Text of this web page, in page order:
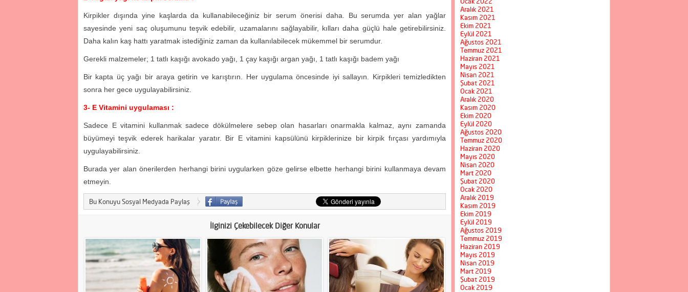
Kirpikler dışında yine kaşlarda da kullanabileceğiniz bir serum önerisi daha. Bu serumda yer alan yağlar
sayesinde yeni saç oluşumunu teşvik edebilir, uzamalarını sağlayabilir, kılları daha güçlü hale getirebilirsiniz.
Daha kalın kaş hattı yaratmak istediğiniz zaman da kullanılabilecek mükemmel bir serumdur.
Gerekli malzemeler; 1 tatlı kaşığı avokado yağı, 1 çay kaşığı argan yağı, 1 tatlı kaşığı badem yağı
Bir kapta üç yağı bir araya getirin ve karıştırın. Her uygulama öncesinde iyi sallayın. Kirpikleri temizledikten
sonra her gece uygulayabilirsiniz.
3- E Vitamini uygulaması :
Sadece E vitamini kullanmak sadece dökülmelere sebep olan hasarları onarmakla kalmaz, aynı zamanda
büyümeyi teşvik ederek harikalar yaratır. Bir E vitamini kapsülünü kirpiklerinize bir kirpik fırçası yardımıyla
uygulayabilirsiniz.
Burada yer alan önerilerden herhangi birini uygularken göze gelirse elbette herhangi birini kullanmaya devam
etmeyin.
Bu Konuyu Sosyal Medyada Paylaş
İlginizi Çekebilecek Diğer Konular
Aralık 2021
Kasım 2021
Ekim 2021
Eylül 2021
Ağustos 2021
Temmuz 2021
Haziran 2021
Mayıs 2021
Nisan 2021
Şubat 2021
Ocak 2021
Aralık 2020
Kasım 2020
Ekim 2020
Eylül 2020
Ağustos 2020
Temmuz 2020
Haziran 2020
Mayıs 2020
Nisan 2020
Mart 2020
Şubat 2020
Ocak 2020
Aralık 2019
Kasım 2019
Ekim 2019
Eylül 2019
Ağustos 2019
Temmuz 2019
Haziran 2019
Mayıs 2019
Nisan 2019
Mart 2019
Şubat 2019
Ocak 2019